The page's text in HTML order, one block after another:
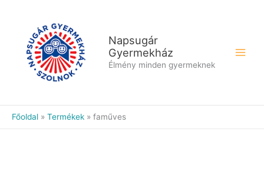
Napsugár
Gyermekház
Élmény minden gyermeknek
Főoldal Termékek faműves